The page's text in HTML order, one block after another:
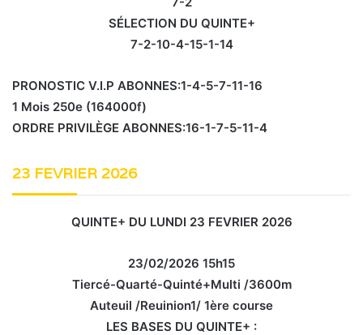
SÉLECTION DU QUINTE+
7-2-10-4-15-1-14
PRONOSTIC V.I.P ABONNES:1-4-5-7-11-16
1 Mois 250e (164000f)
ORDRE PRIVILÈGE ABONNES:16-1-7-5-11-4
23 FEVRIER 2026
QUINTE+ DU LUNDI 23 FEVRIER 2026
23/02/2026 15h15
Tiercé-Quarté-Quinté+Multi /3600m
Auteuil /Reuinion1/ 1ère course
LES BASES DU QUINTE+ :